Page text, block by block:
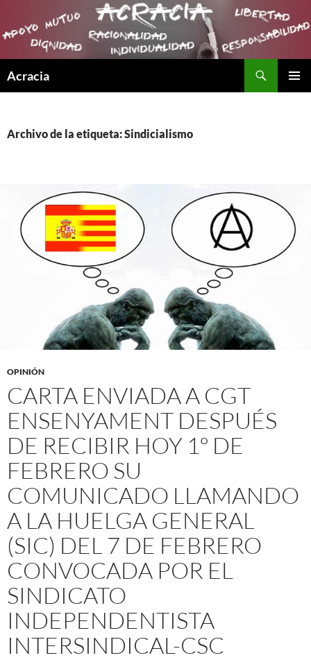
Acracia
Archivo de la etiqueta: Sindicialismo
OPINIÓN
CARTA ENVIADA A CGT
ENSENYAMENT DESPUÉS
DE RECIBIR HOY 1º DE
FEBRERO SU
COMUNICADO LLAMANDO
A LA HUELGA GENERAL
(SIC) DEL 7 DE FEBRERO
CONVOCADA POR EL
SINDICATO
INDEPENDENTISTA
INTERSINDICAL-CSC